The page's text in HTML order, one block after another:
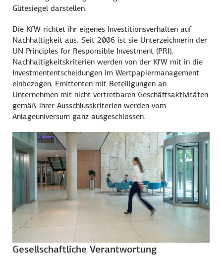
Gütesiegel darstellen.
Die KfW richtet ihr eigenes Investitionsverhalten auf
Nachhaltigkeit aus. Seit 2006 ist sie Unterzeichnerin der
UN Principles for Responsible Investment (PRI).
Nachhaltigkeitskriterien werden von der KfW mit in die
Investmententscheidungen im Wertpapiermanagement
einbezogen. Emittenten mit Beteiligungen an
Unternehmen mit nicht vertretbaren Geschäftsaktivitäten
gemäß ihrer Ausschlusskriterien werden vom
Anlageuniversum ganz ausgeschlossen.
Gesellschaftliche Verantwortung